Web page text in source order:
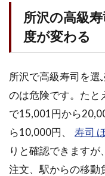
2
所
沢
級
寿
を
選
ぶ
基
準
所沢の高級
度が変わる
所沢で高級寿司を選
のは危険です。たと
で15,001円から
ら10,000円、
寿司
りと確認できます
注文、駅からの移動